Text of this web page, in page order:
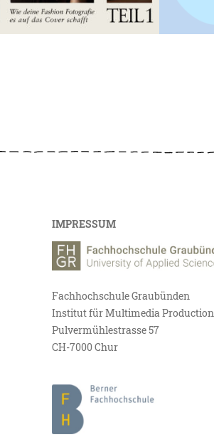
IMPRESSUM
Fachhochschule Graubünden
Institut für Multimedia Production
Pulvermühlestrasse 57
CH-7000 Chur